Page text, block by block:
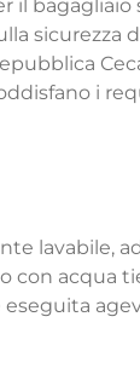
il
sicurezza
i
lavabile,
con acqua
eseguita